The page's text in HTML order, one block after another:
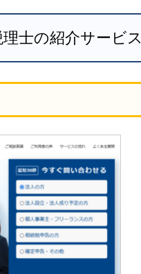
士の紹介サービス